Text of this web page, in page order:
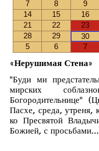
7
8 9
14
15 16
21
22 23
28
29 30
5
6 7
«Нерушимая Стена»
"Буди ми
мирских
Богородительнице"
Пасхе, среда,
ко Пресвятой
Божией, с просьбами...